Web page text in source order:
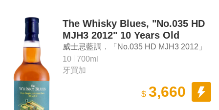
The Whisky Blues, "No.035 HD
MJH3 2012" 10 Years Old
Jamaican Rum
威士忌藍調．「No.035 HD MJH3 2012」
10年牙買加蘭姆酒
10
700ml
牙買加
$ 3,660